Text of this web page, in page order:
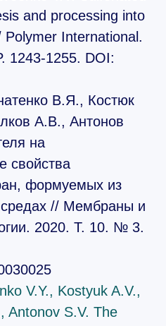
and processing into
Polymer International.
1243-1255. DOI:
В.Я., Костюк
А.В., Антонов
на
свойства
формуемых из
// Мембраны и
2020. Т. 10. № 3.
V.Y., Kostyuk A.V.,
Antonov S.V. The